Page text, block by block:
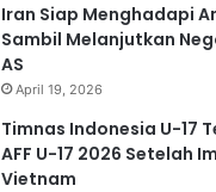
Iran Siap Menghadapi
Sambil Melanjutkan
AS
April 19, 2026
Timnas Indonesia U-17
AFF U-17 2026 Setelah
Vietnam